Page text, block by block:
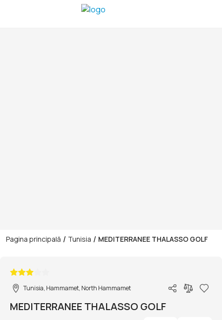
Pagina principală / Tunisia / MEDITERRANEE THALASSO GOLF
Tunisia, Hammamet, North Hammamet
MEDITERRANEE THALASSO GOLF